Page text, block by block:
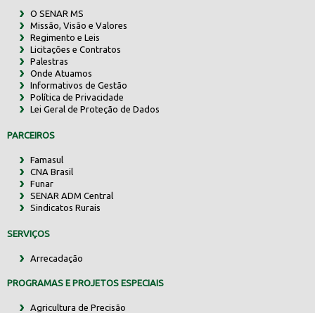
O SENAR MS
Missão, Visão e Valores
Regimento e Leis
Licitações e Contratos
Palestras
Onde Atuamos
Informativos de Gestão
Política de Privacidade
Lei Geral de Proteção de Dados
PARCEIROS
Famasul
CNA Brasil
Funar
SENAR ADM Central
Sindicatos Rurais
SERVIÇOS
Arrecadação
PROGRAMAS E PROJETOS ESPECIAIS
Agricultura de Precisão